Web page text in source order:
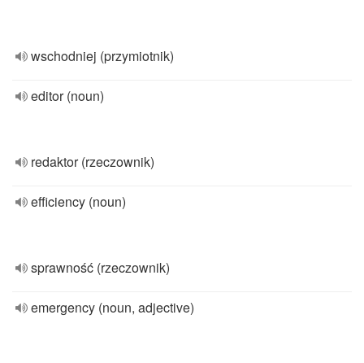
wschodniej (przymiotnik)
editor (noun)
redaktor (rzeczownik)
efficiency (noun)
sprawność (rzeczownik)
emergency (noun, adjective)